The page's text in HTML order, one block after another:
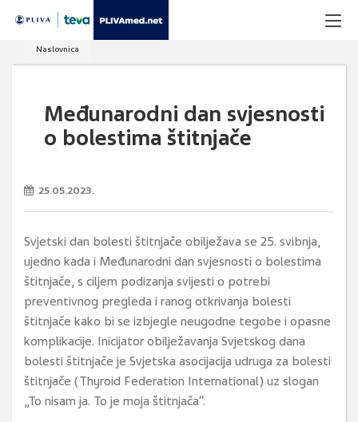
Naslovnica
Međunarodni dan svjesnosti
o bolestima štitnjače
25.05.2023.
Svjetski dan bolesti štitnjače obilježava se 25. svibnja,
ujedno kada i Međunarodni dan svjesnosti o bolestima
štitnjače, s ciljem podizanja svijesti o potrebi
preventivnog pregleda i ranog otkrivanja bolesti
štitnjače kako bi se izbjegle neugodne tegobe i opasne
komplikacije. Inicijator obilježavanja Svjetskog dana
bolesti štitnjače je Svjetska asocijacija udruga za bolesti
štitnjače (Thyroid Federation International) uz slogan
„To nisam ja. To je moja štitnjača“.